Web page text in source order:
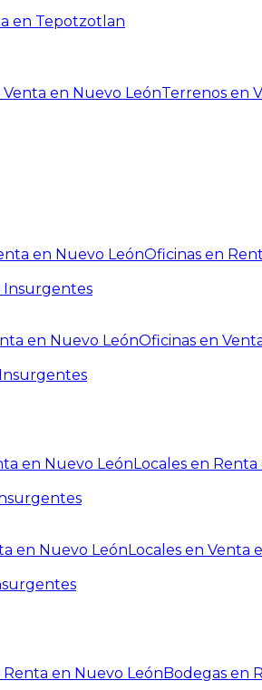
en Tepotzotlan
en Nuevo LeónTerrenos en
en Nuevo LeónOficinas en
Insurgentes
en Nuevo LeónOficinas en
en Nuevo LeónLocales en
en Nuevo LeónLocales en Venta
Renta en Nuevo LeónBodegas en